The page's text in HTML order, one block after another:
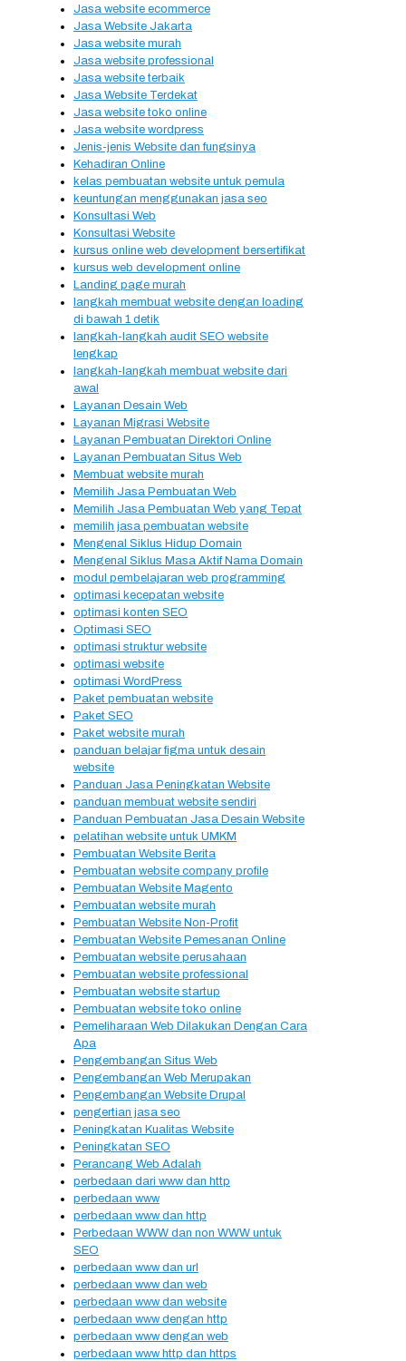
Jasa website ecommerce
Jasa Website Jakarta
Jasa website murah
Jasa website professional
Jasa website terbaik
Jasa Website Terdekat
Jasa website toko online
Jasa website wordpress
Jenis-jenis Website dan fungsinya
Kehadiran Online
kelas pembuatan website untuk pemula
keuntungan menggunakan jasa seo
Konsultasi Web
Konsultasi Website
kursus online web development bersertifikat
kursus web development online
Landing page murah
langkah membuat website dengan loading
di bawah 1 detik
langkah-langkah audit SEO website
lengkap
langkah-langkah membuat website dari
awal
Layanan Desain Web
Layanan Migrasi Website
Layanan Pembuatan Direktori Online
Layanan Pembuatan Situs Web
Membuat website murah
Memilih Jasa Pembuatan Web
Memilih Jasa Pembuatan Web yang Tepat
memilih jasa pembuatan website
Mengenal Siklus Hidup Domain
Mengenal Siklus Masa Aktif Nama Domain
modul pembelajaran web programming
optimasi kecepatan website
optimasi konten SEO
Optimasi SEO
optimasi struktur website
optimasi website
optimasi WordPress
Paket pembuatan website
Paket SEO
Paket website murah
panduan belajar figma untuk desain
website
Panduan Jasa Peningkatan Website
panduan membuat website sendiri
Panduan Pembuatan Jasa Desain Website
pelatihan website untuk UMKM
Pembuatan Website Berita
Pembuatan website company profile
Pembuatan Website Magento
Pembuatan website murah
Pembuatan Website Non-Profit
Pembuatan Website Pemesanan Online
Pembuatan website perusahaan
Pembuatan website professional
Pembuatan website startup
Pembuatan website toko online
Pemeliharaan Web Dilakukan Dengan Cara
Apa
Pengembangan Situs Web
Pengembangan Web Merupakan
Pengembangan Website Drupal
pengertian jasa seo
Peningkatan Kualitas Website
Peningkatan SEO
Perancang Web Adalah
perbedaan dari www dan http
perbedaan www
perbedaan www dan http
Perbedaan WWW dan non WWW untuk
SEO
perbedaan www dan url
perbedaan www dan web
perbedaan www dan website
perbedaan www dengan http
perbedaan www dengan web
perbedaan www http dan https